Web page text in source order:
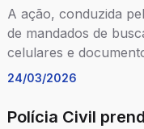
A ação, conduzida
de mandados de
celulares e
24/03/2026
Polícia Civil